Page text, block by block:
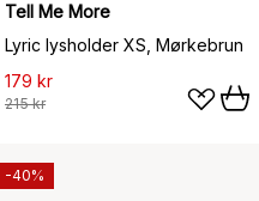
Tell Me More
Lyric lysholder XS, Mørkebrun
179 kr
215 kr
-40%